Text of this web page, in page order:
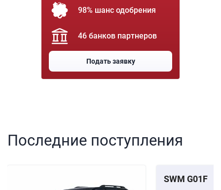
98% шанс одобрения
46 банков партнеров
Подать заявку
Последние поступления
SWM G01F